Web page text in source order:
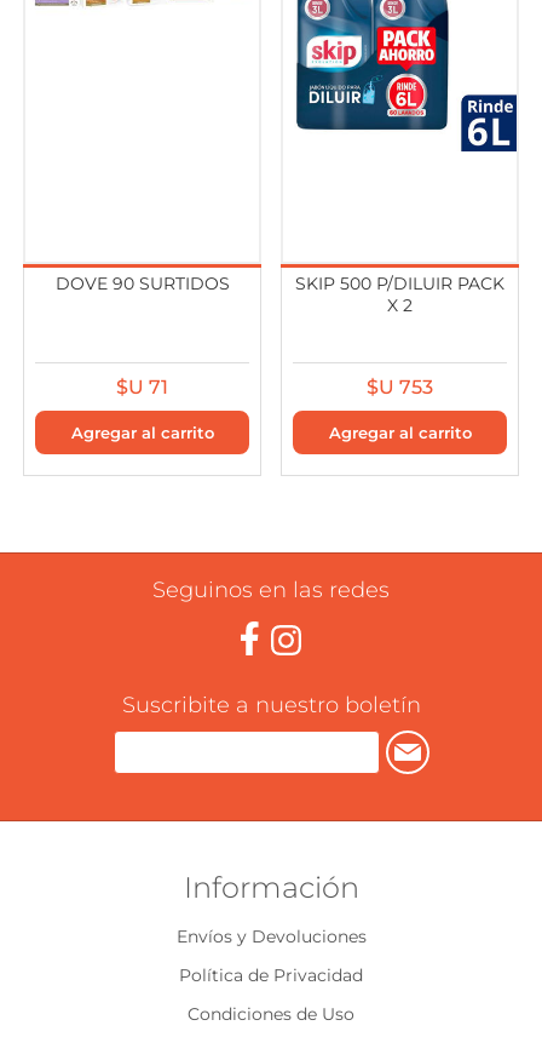
DOVE 90 SURTIDOS
$U 71
SKIP 500 P/DILUIR PACK
X 2
$U 753
Seguinos en las redes
Suscribite a nuestro boletín
Información
Envíos y Devoluciones
Política de Privacidad
Condiciones de Uso